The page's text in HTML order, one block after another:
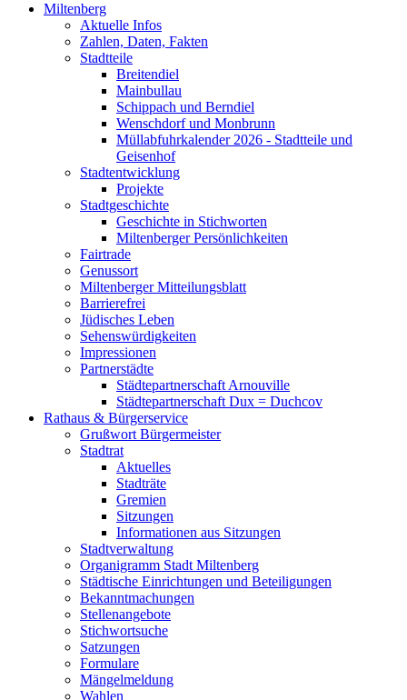
Miltenberg
Aktuelle Infos
Zahlen, Daten, Fakten
Stadtteile
Breitendiel
Mainbullau
Schippach und Berndiel
Wenschdorf und Monbrunn
Müllabfuhrkalender 2026 - Stadtteile und
Geisenhof
Stadtentwicklung
Projekte
Stadtgeschichte
Geschichte in Stichworten
Miltenberger Persönlichkeiten
Fairtrade
Genussort
Miltenberger Mitteilungsblatt
Barrierefrei
Jüdisches Leben
Sehenswürdigkeiten
Impressionen
Partnerstädte
Städtepartnerschaft Arnouville
Städtepartnerschaft Dux = Duchcov
Rathaus & Bürgerservice
Grußwort Bürgermeister
Stadtrat
Aktuelles
Stadträte
Gremien
Sitzungen
Informationen aus Sitzungen
Stadtverwaltung
Organigramm Stadt Miltenberg
Städtische Einrichtungen und Beteiligungen
Bekanntmachungen
Stellenangebote
Stichwortsuche
Satzungen
Formulare
Mängelmeldung
Wahlen